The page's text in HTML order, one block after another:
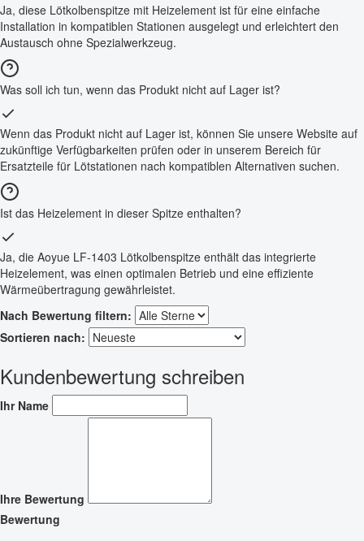
Ja, diese Lötkolbenspitze mit Heizelement ist für eine einfache
Installation in kompatiblen Stationen ausgelegt und erleichtert den
Austausch ohne Spezialwerkzeug.
Was soll ich tun, wenn das Produkt nicht auf Lager ist?
Wenn das Produkt nicht auf Lager ist, können Sie unsere Website auf
zukünftige Verfügbarkeiten prüfen oder in unserem Bereich für
Ersatzteile für Lötstationen nach kompatiblen Alternativen suchen.
Ist das Heizelement in dieser Spitze enthalten?
Ja, die Aoyue LF-1403 Lötkolbenspitze enthält das integrierte
Heizelement, was einen optimalen Betrieb und eine effiziente
Wärmeübertragung gewährleistet.
Nach Bewertung filtern:
Sortieren nach:
Kundenbewertung schreiben
Ihr Name
Ihre Bewertung
Bewertung